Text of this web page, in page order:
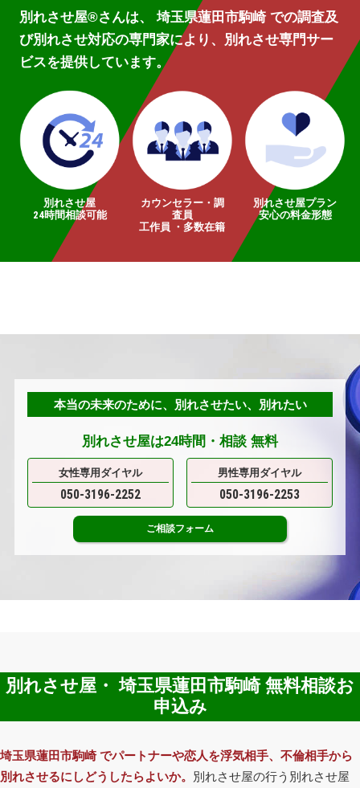
別れさせ屋®さんは、 埼玉県蓮田市駒崎 での調査及
び別れさせ対応の専門家により、別れさせ専門サー
ビスを提供しています。
別れさせ屋
24時間相談可能
カウンセラー・調
査員
工作員 ・多数在籍
別れさせ屋プラン
安心の料金形態
本当の未来のために、別れさせたい、別れたい
別れさせ屋は24時間・ 相談 無料
女性専用ダイヤル
050-3196-2252
男性専用ダイヤル
050-3196-2253
ご相談フォーム
別れさせ屋・ 埼玉県蓮田市駒崎 無料相談お
申込み
埼玉県蓮田市駒崎 でパートナーや恋人を浮気相手、不倫相手から
別れさせるにしどうしたらよいか。 別れさせ屋の行う別れさせ屋